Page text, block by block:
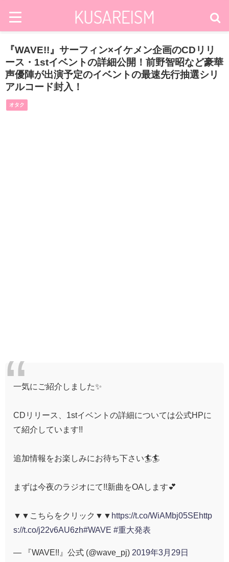
『WAVE!!』サーフィン×イケメン企画のCDリリ
ース・1stイベントの詳細公開！前野智昭など豪華
声優陣が出演予定のイベントの最速先行抽選シリ
アルコード封入！
オタク
一気にご紹介しました✨
CDリリース、1stイベントの詳細については公式HPに
て紹介しています!!
追加情報をお楽しみにお待ち下さい🏄‍🏄‍
まずは今夜のラジオにて!!新曲をOAします💕
▼▼こちらをクリック▼▼ https://t.co/WiAMbj05SEhttp
s://t.co/j22v6AU6zh#WAVE #重大発表
— 『WAVE!!』公式 (@wave_pj) 2019年3月29日